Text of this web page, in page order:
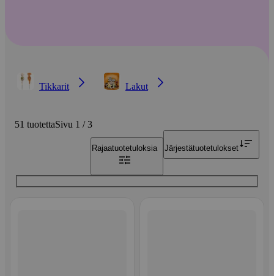
Tikkarit Lakut
51 tuotettaSivu 1 / 3
Rajaatuotetuloksia Järjestätuotetulokset